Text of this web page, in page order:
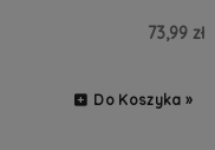
73,99 zł
Do Koszyka »